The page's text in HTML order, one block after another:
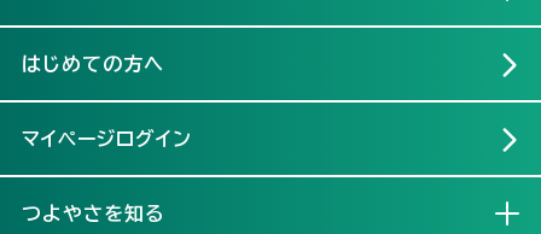
はじめての方へ
マイページログイン
つよやさを知る